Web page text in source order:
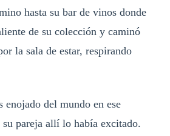
hasta su bar de vinos donde
de su colección y caminó
la sala de estar, respirando
enojado del mundo en ese
pareja allí lo había excitado.